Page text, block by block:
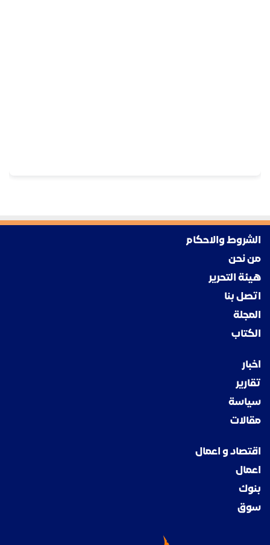
الشروط والاحكام
من نحن
هيئة التحرير
اتصل بنا
المجلة
الكتاب
اخبار
تقارير
سياسة
مقالات
اقتصاد و اعمال
اعمال
بنوك
سوق